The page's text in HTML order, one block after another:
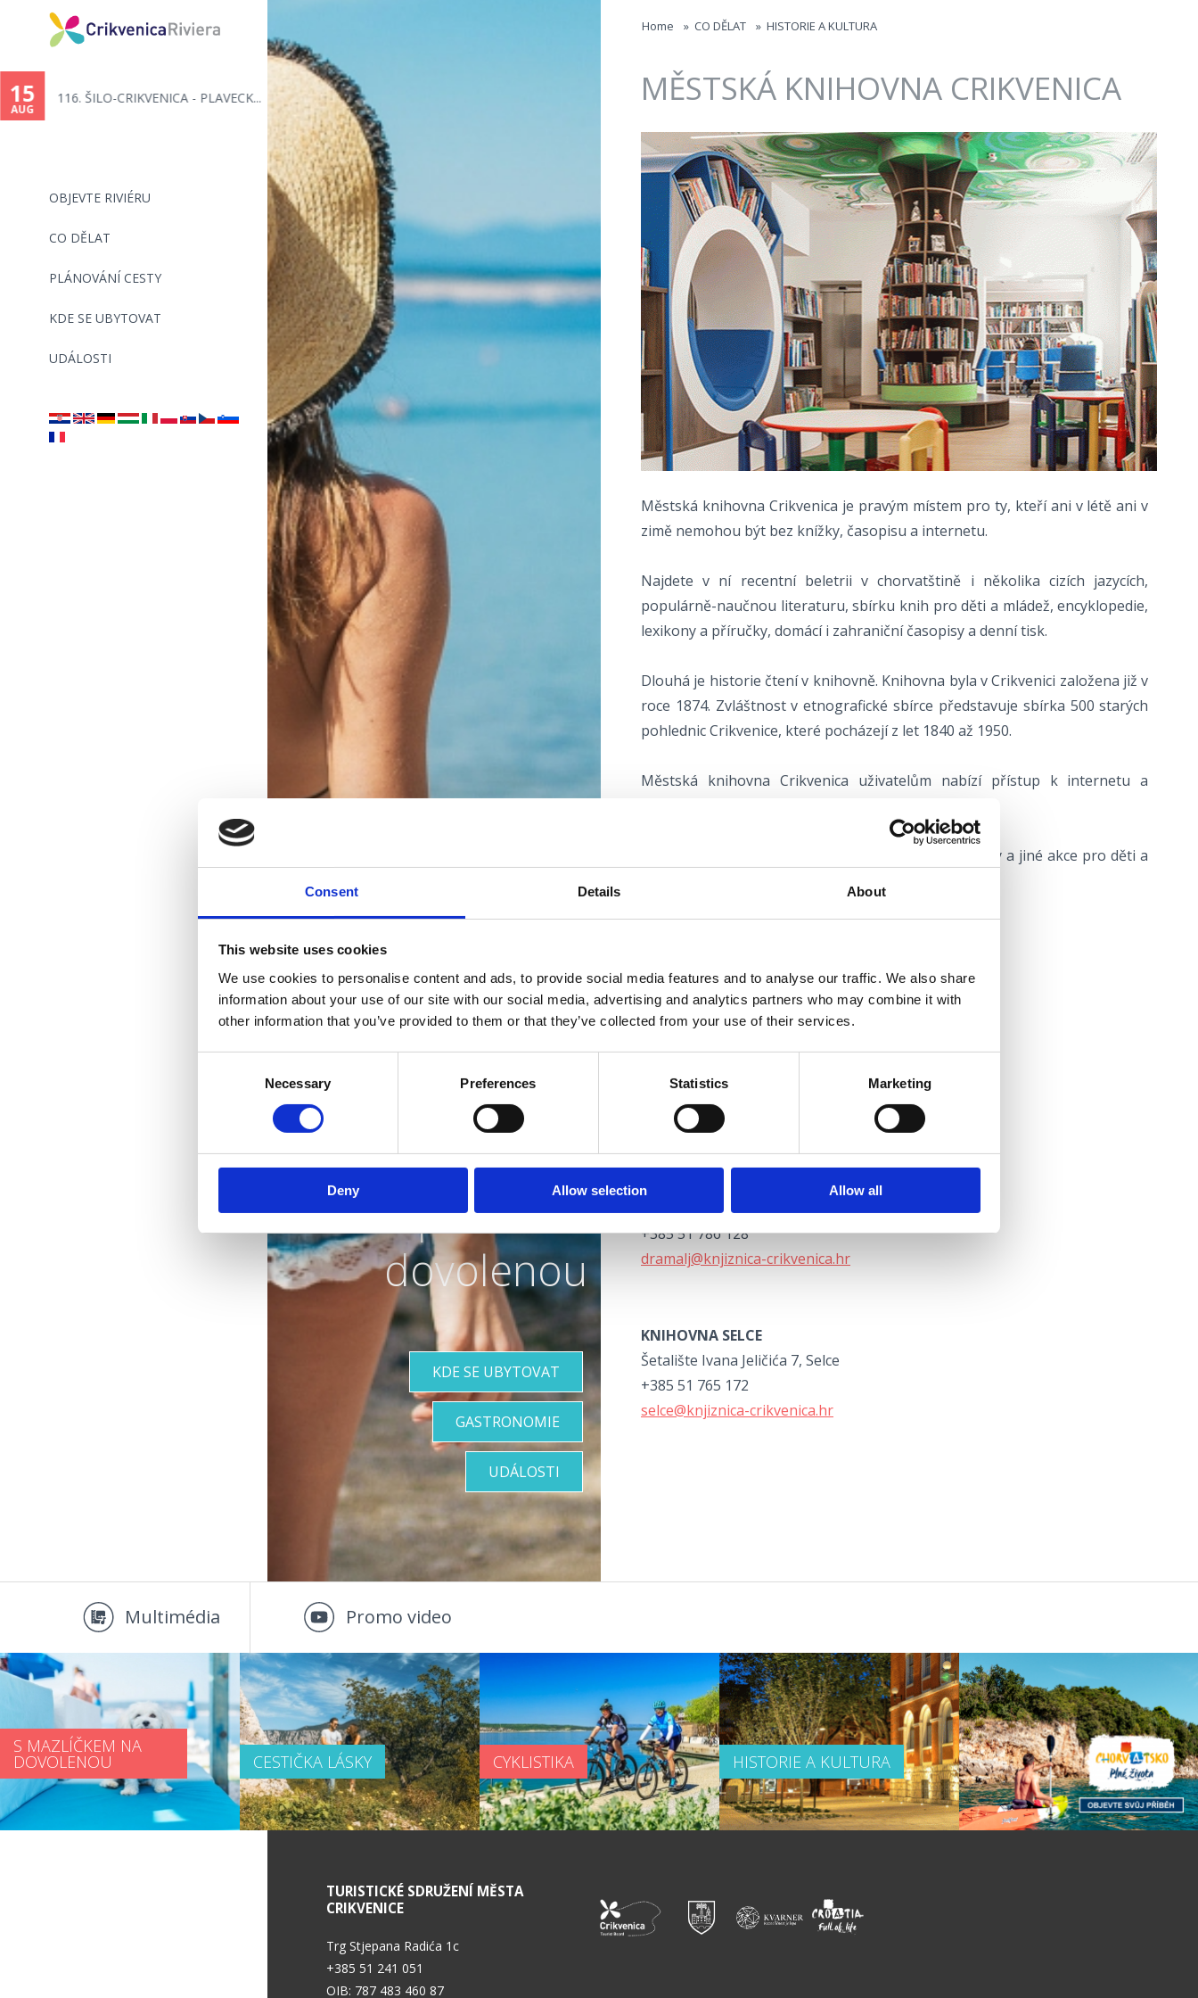
Consent Details About
This website uses cookies
We use cookies to personalise content and ads, to provide social media features and to analyse our traffic. We also share
information about your use of our site with our social media, advertising and analytics partners who may combine it with
other information that you’ve provided to them or that they’ve collected from your use of their services.
Necessary Preferences Statistics Marketing
Deny Allow selection Allow all
OBJEVTE RIVIÉRU
CO DĚLAT
PLÁNOVÁNÍ CESTY
KDE SE UBYTOVAT
UDÁLOSTI
15
AUG
116. ŠILO-CRIKVENICA - PLAVECK...
are
here
Home » CO DĚLAT » HISTORIE A KULTURA
MĚSTSKÁ KNIHOVNA CRIKVENICA
Městská knihovna Crikvenica je pravým místem pro ty, kteří ani v létě ani v
zimě nemohou být bez knížky, časopisu a internetu.
Najdete v ní recentní beletrii v chorvatštině i několika cizích jazycích,
populárně-naučnou literaturu, sbírku knih pro děti a mládež, encyklopedie,
lexikony a příručky, domácí i zahraniční časopisy a denní tisk.
Dlouhá je historie čtení v knihovně. Knihovna byla v Crikvenici založena již v
roce 1874. Zvláštnost v etnografické sbírce představuje sbírka 500 starých
pohlednic Crikvenice, které pocházejí z let 1840 až 1950.
Městská knihovna Crikvenica uživatelům nabízí přístup k internetu a
Často se zde pořádají a konají výtvarné a jiné výstavy a jiné akce pro děti a
MĚSTSKÁ KNIHOVNA CRIKVENICA
Vinodolska 1, Crikvenica
+385 51 243 238
Ředitel: +385 51 782 091
knjiznica@knjiznica-crikvenica.hr
www.knjiznica-crikvenica.hr
KNIHOVNA DRAMALJ
Dramaljsko selce 30, Dramalj
+385 51 786 128
dramalj@knjiznica-crikvenica.hr
KNIHOVNA SELCE
Šetalište Ivana Jeličića 7, Selce
+385 51 765 172
selce@knjiznica-crikvenica.hr
Pro vaši
perfektní
dovolenou
KDE SE UBYTOVAT
GASTRONOMIE
UDÁLOSTI
Multimédia Promo video
S MAZLÍČKEM NA
DOVOLENOU CESTIČKA LÁSKY CYKLISTIKA HISTORIE A KULTURA
TURISTICKÉ SDRUŽENÍ MĚSTA
CRIKVENICE
Trg Stjepana Radića 1c
+385 51 241 051
OIB: 787 483 460 87